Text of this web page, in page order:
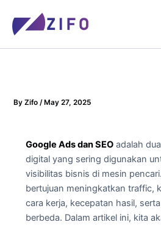
content
ByZifo/ May 27, 2025
Google Ads dan SEO adalah
digital yang sering digunakan
visibilitas bisnis di mesin
bertujuan meningkatkan traffic,
cara kerja, kecepatan hasil,
berbeda. Dalam artikel ini, kita